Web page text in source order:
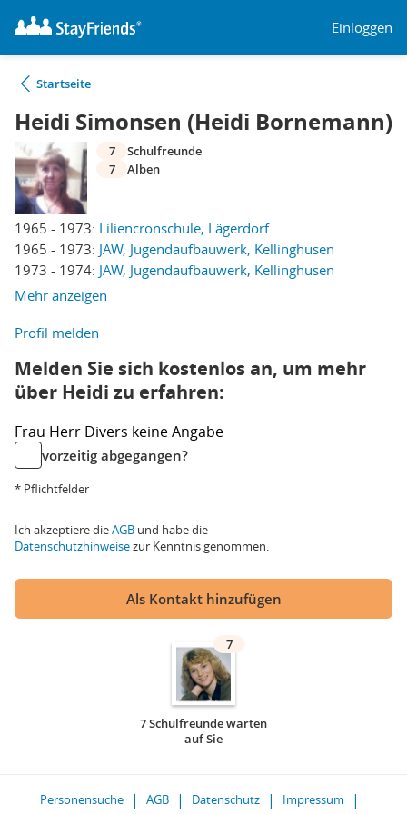
Einloggen
Startseite
Heidi Simonsen (Heidi Bornemann)
1965 - 1973: Liliencronschule, Lägerdorf
1965 - 1973: JAW, Jugendaufbauwerk, Kellinghusen
1973 - 1974: JAW, Jugendaufbauwerk, Kellinghusen
Mehr anzeigen
7
Schulfreunde
7
Alben
Profil melden
Melden Sie sich kostenlos an, um mehr
über Heidi zu erfahren:
Frau Herr Divers keine Angabe
vorzeitig abgegangen?
* Pflichtfelder
Ich akzeptiere dieAGB und habe die
Datenschutzhinweisezur Kenntnis genommen.
Als Kontakt hinzufügen
7
7 Schulfreunde warten
auf Sie
Personensuche AGB Datenschutz
Impressum